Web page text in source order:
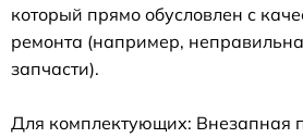
который прямо обусловлен с
ремонта (например,
запчасти).
Для комплектующих: Внезапная